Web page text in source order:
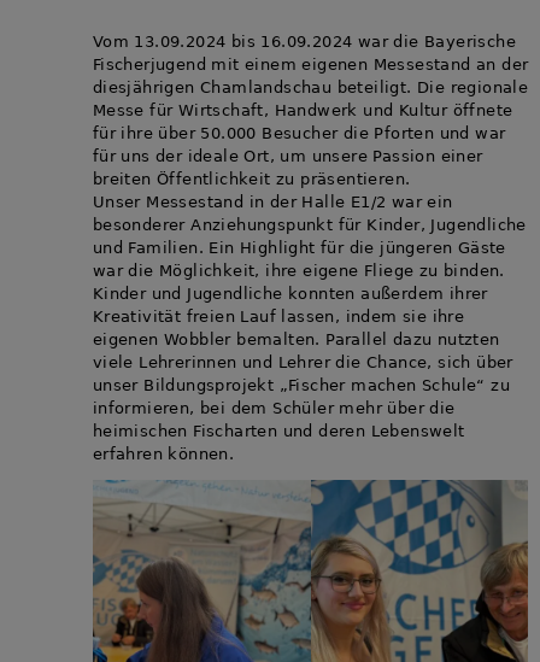
Vom 13.09.2024 bis 16.09.2024 war die Bayerische
Fischerjugend mit einem eigenen Messestand an der
diesjährigen Chamlandschau beteiligt. Die regionale
Messe für Wirtschaft, Handwerk und Kultur öffnete
für ihre über 50.000 Besucher die Pforten und war
für uns der ideale Ort, um unsere Passion einer
breiten Öffentlichkeit zu präsentieren.
Unser Messestand in der Halle E1/2 war ein
besonderer Anziehungspunkt für Kinder, Jugendliche
und Familien. Ein Highlight für die jüngeren Gäste
war die Möglichkeit, ihre eigene Fliege zu binden.
Kinder und Jugendliche konnten außerdem ihrer
Kreativität freien Lauf lassen, indem sie ihre
eigenen Wobbler bemalten. Parallel dazu nutzten
viele Lehrerinnen und Lehrer die Chance, sich über
unser Bildungsprojekt „Fischer machen Schule“ zu
informieren, bei dem Schüler mehr über die
heimischen Fischarten und deren Lebenswelt
erfahren können.